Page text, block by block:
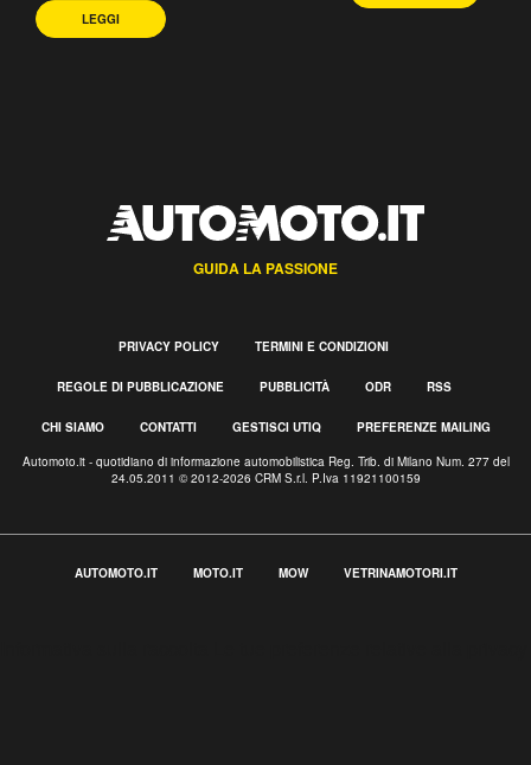
LEGGI
GUIDA LA PASSIONE
PRIVACY POLICY TERMINI E CONDIZIONI
REGOLE DI PUBBLICAZIONE PUBBLICITÀ ODR RSS
CHI SIAMO CONTATTI GESTISCI UTIQ PREFERENZE MAILING
Automoto.it - quotidiano di informazione automobilistica Reg. Trib. di Milano Num. 277 del
24.05.2011 © 2012-2026 CRM S.r.l. P.Iva 11921100159
AUTOMOTO.IT MOTO.IT MOW VETRINAMOTORI.IT